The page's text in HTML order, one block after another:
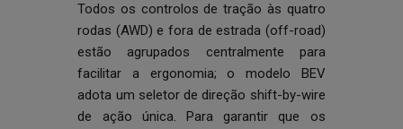
Todos os controlos de tração às quatro
rodas (AWD) e fora de estrada (off-road)
estão agrupados centralmente para
facilitar a ergonomia; o modelo BEV
adota um seletor de direção shift-by-wire
de ação única. Para garantir que os